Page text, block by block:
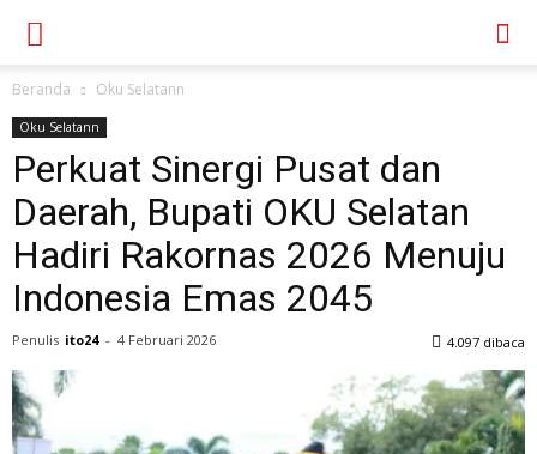
Beranda Oku Selatann
Oku Selatann
Perkuat Sinergi Pusat dan
Daerah, Bupati OKU Selatan
Hadiri Rakornas 2026 Menuju
Indonesia Emas 2045
Penulis ito24 - 4 Februari 2026 4.097 dibaca